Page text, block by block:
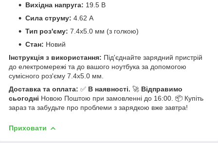
Вихідна напруга: 19.5 В
Сила струму: 4.62 А
Тип роз'єму: 7.4x5.0 мм (з голкою)
Стан: Новий
Інструкція з використання: Під'єднайте зарядний пристрій
до електромережі та до вашого ноутбука за допомогою
сумісного роз'єму 7.4x5.0 мм.
Доставка та оплата: ✅ В наявності. 🚀 Відправимо
сьогодні Новою Поштою при замовленні до 16:00. 📦 Купіть
зараз та забудьте про проблеми з зарядкою вже завтра!
Приховати